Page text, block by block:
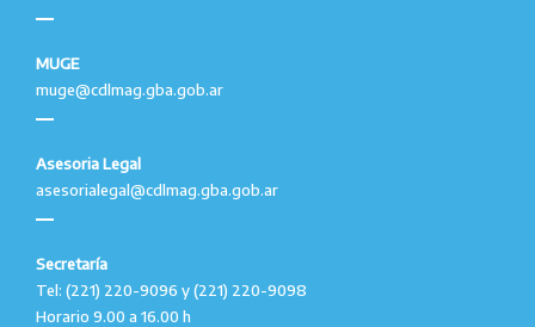
MUGE
muge@cdlmag.gba.gob.ar
Asesoria Legal
asesorialegal@cdlmag.gba.gob.ar
Secretaría
Tel: (221) 220-9096 y (221) 220-9098
Horario 9.00 a 16.00 h